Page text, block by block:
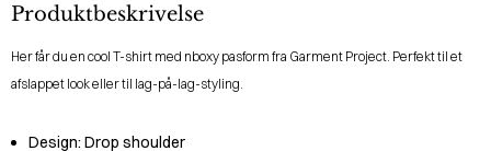
Produktbeskrivelse
Her får du en cool T-shirt med nboxy pasform fra Garment Project. Perfekt til et
afslappet look eller til lag-på-lag-styling.
Design: Drop shoulder